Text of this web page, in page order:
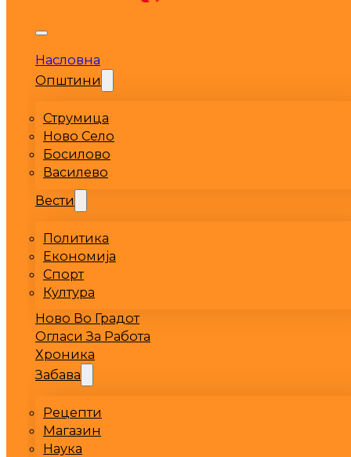
Насловна
Општини
Струмица
Ново Село
Босилово
Василево
Вести
Политика
Економија
Спорт
Култура
Ново Во Градот
Огласи За Работа
Хроника
Забава
Рецепти
Магазин
Наука